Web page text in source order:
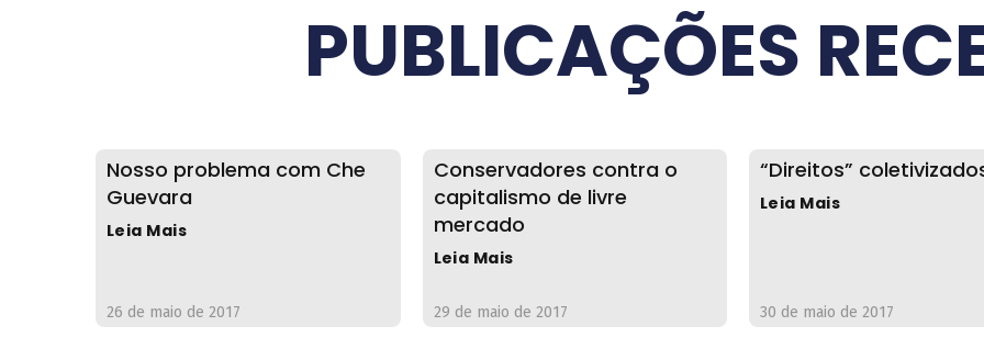
PUBLICAÇÕES
Nosso problema com Che
Guevara
Leia Mais
26 de maio de 2017
Conservadores contra o
capitalismo de livre
mercado
Leia Mais
29 de maio de 2017
“Direitos”
Leia Mais
30 de maio de 2017